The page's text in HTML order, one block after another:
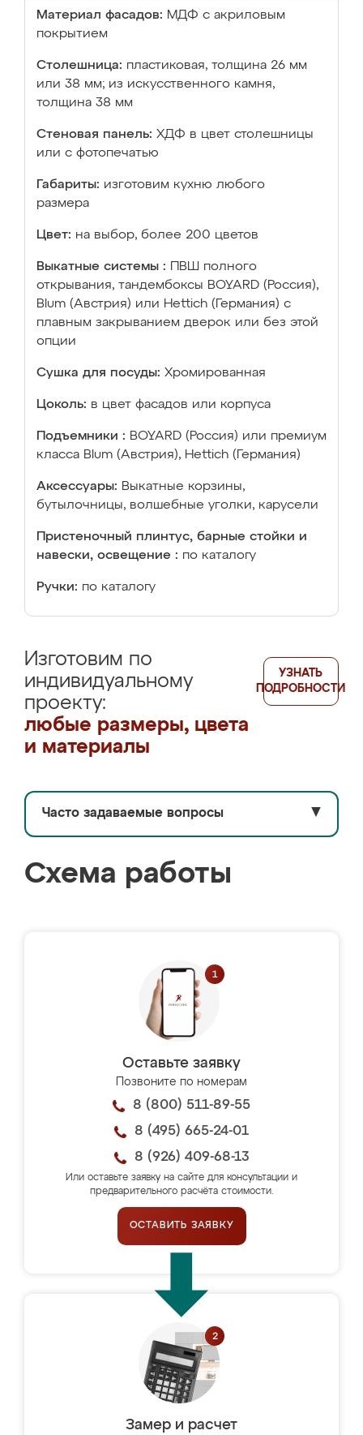
Материал фасадов: МДФ с акриловым
покрытием
Столешница: пластиковая, толщина 26 мм
или 38 мм; из искусственного камня,
толщина 38 мм
Стеновая панель: ХДФ в цвет столешницы
или с фотопечатью
Габариты: изготовим кухню любого
размера
Цвет: на выбор, более 200 цветов
Выкатные системы :
ПВШ полного
открывания, тандембоксы BOYARD (Россия),
Blum (Австрия) или Hettich (Германия) с
плавным закрыванием дверок или без этой
опции
Сушка для посуды: Хромированная
Цоколь: в цвет фасадов или корпуса
Подъемники : BOYARD (Россия) или премиум
класса Blum (Австрия), Hettich (Германия)
Аксессуары: Выкатные корзины,
бутылочницы, волшебные уголки, карусели
Пристеночный плинтус, барные стойки и
навески, освещение : по каталогу
Ручки: по каталогу
Изготовим по
индивидуальному
проекту:
любые размеры, цвета
и материалы
УЗНАТЬ
ПОДРОБНОСТИ
Часто задаваемые вопросы ▼
Схема работы
Оставьте заявку
Позвоните по номерам
8 (800) 511-89-55
8 (495) 665-24-01
8 (926) 409-68-13
Или оставьте заявку на сайте для консультации и
предварительного расчёта стоимости.
ОСТАВИТЬ ЗАЯВКУ
Замер и расчет